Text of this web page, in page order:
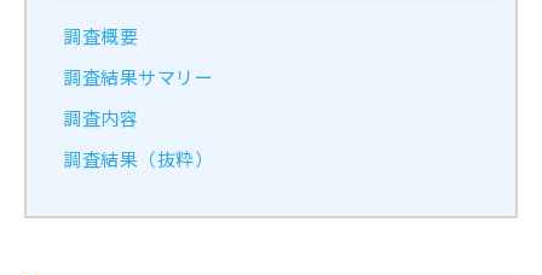
調査概要
調査結果サマリー
調査内容
調査結果（抜粋）